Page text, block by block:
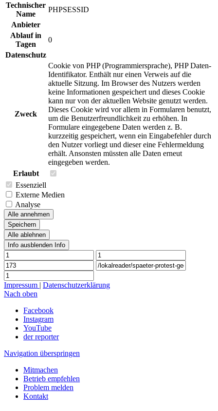
Technischer
Name
PHPSESSID
Anbieter
Ablauf in
Tagen
0
Datenschutz
Zweck
Cookie von PHP (Programmiersprache), PHP Daten-
Identifikator. Enthält nur einen Verweis auf die
aktuelle Sitzung. Im Browser des Nutzers werden
keine Informationen gespeichert und dieses Cookie
kann nur von der aktuellen Website genutzt werden.
Dieses Cookie wird vor allem in Formularen benutzt,
um die Benutzerfreundlichkeit zu erhöhen. In
Formulare eingegebene Daten werden z. B.
kurzzeitig gespeichert, wenn ein Eingabefehler durch
den Nutzer vorliegt und dieser eine Fehlermeldung
erhält. Ansonsten müssten alle Daten erneut
eingegeben werden.
Erlaubt
Essenziell
Externe Medien
Analyse
Alle annehmen
Speichern
Alle ablehnen
Info ausblenden Info
Impressum | Datenschutzerklärung
Nach oben
Facebook
Instagram
YouTube
der reporter
Navigation überspringen
Mitmachen
Betrieb empfehlen
Problem melden
Kontakt